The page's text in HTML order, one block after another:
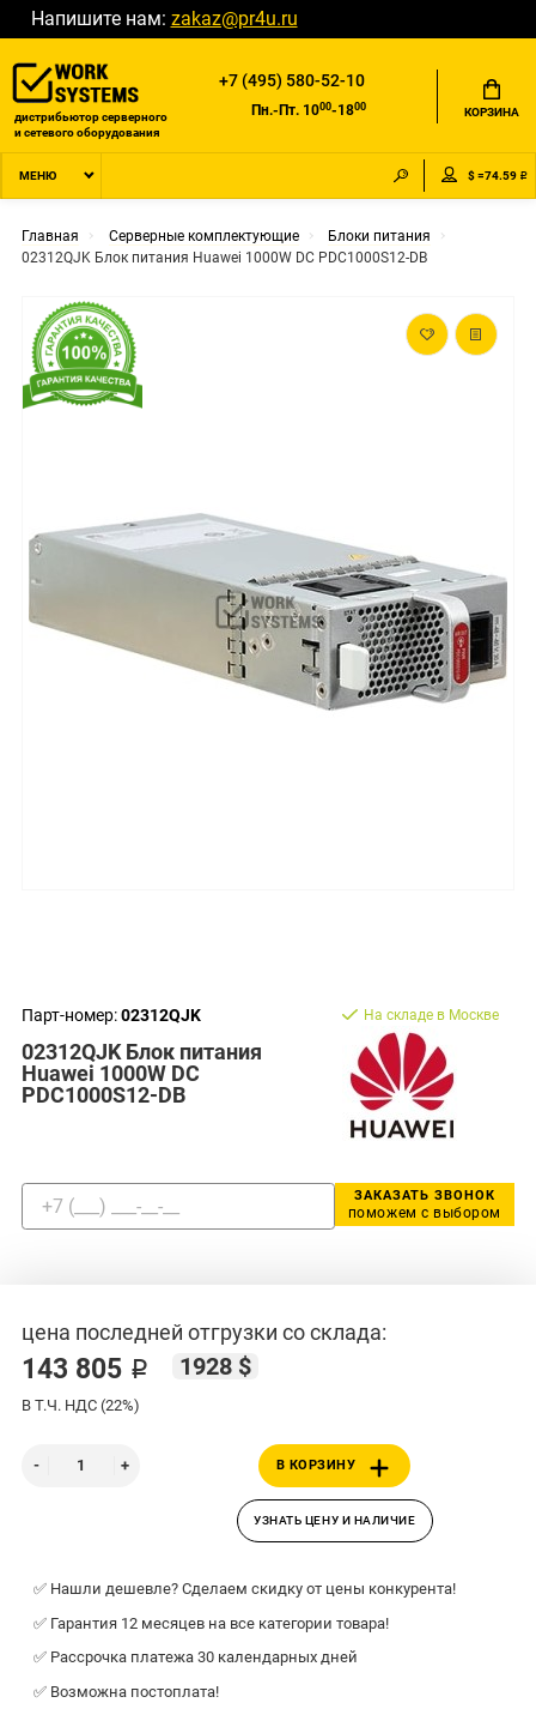
Напишите нам: zakaz@pr4u.ru
дистрибьютор серверного
и сетевого оборудования
+7 (495) 580-52-10
Пн.-Пт. 1000-1800 КОРЗИНА
МЕНЮ $ =74.59 ₽
Главная Серверные комплектующие
Блоки питания
02312QJK Блок питания Huawei 1000W DC PDC1000S12-DB
Парт-номер:02312QJK
02312QJK Блок питания
Huawei 1000W DC
PDC1000S12-DB
На складе в Москве
ЗАКАЗАТЬ ЗВОНОК
поможем с выбором
цена последней отгрузки со склада:
143 805 ₽ 1928 $
В Т.Ч. НДС (22%)
В КОРЗИНУ
УЗНАТЬ ЦЕНУ И НАЛИЧИЕ
✅ Нашли дешевле? Сделаем скидку от цены конкурента!
✅ Гарантия 12 месяцев на все категории товара!
✅ Рассрочка платежа 30 календарных дней
✅ Возможна постоплата!